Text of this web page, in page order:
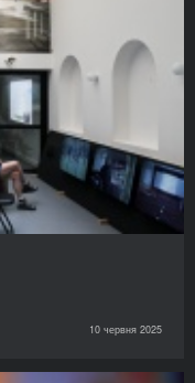
10 червня 2025